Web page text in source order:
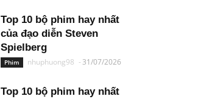
Top 10 bộ phim hay nhất
của đạo diễn Steven
Spielberg
Phim nhuphuong98 - 31/07/2026
Top 10 bộ phim hay nhất